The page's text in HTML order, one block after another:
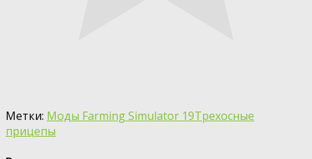
Метки: Моды Farming Simulator 19Трехосные
прицепы